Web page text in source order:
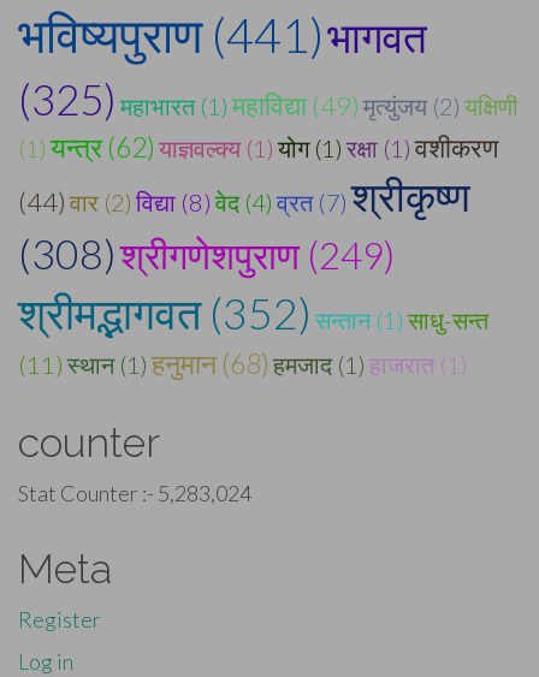
भविष्यपुराण (441)भागवत
(325) महाभारत (1) महाविद्या (49) मृत्युंजय (2) यक्षिणी
(1) यन्त्र (62) याज्ञवल्क्य (1) योग (1) रक्षा (1) वशीकरण
(44) वार (2) विद्या (8) वेद (4) व्रत (7) श्रीकृष्ण
(308)श्रीगणेशपुराण (249)
श्रीमद्भागवत (352) सन्तान (1) साधु-सन्त
(11) स्थान (1) हनुमान (68) हमजाद (1) हाजरात (1)
counter
Stat Counter :- 5,283,024
Meta
Register
Log in